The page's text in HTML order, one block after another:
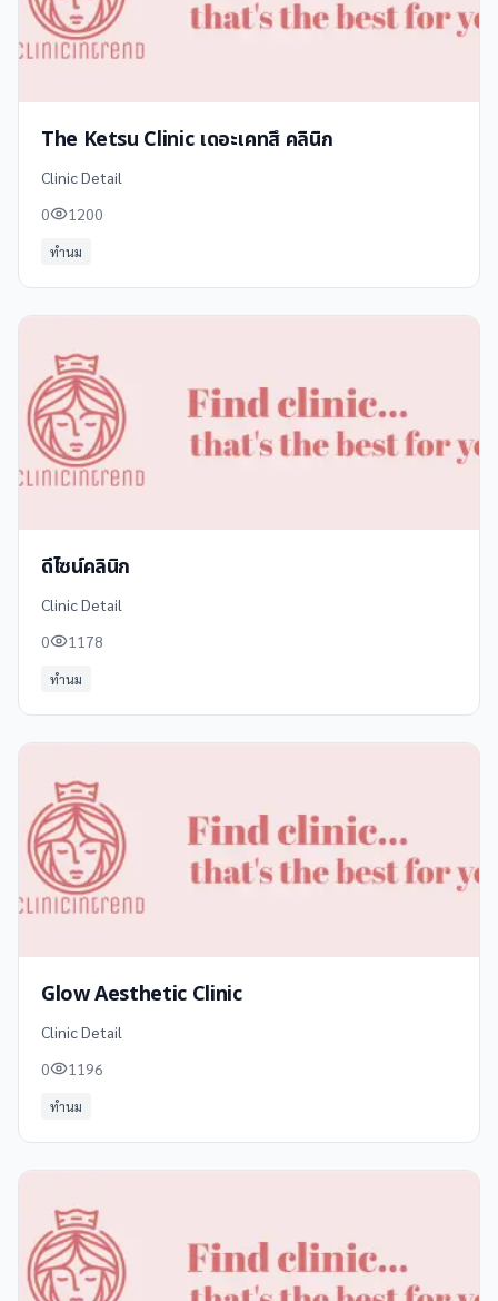
The Ketsu Clinic เดอะเคทสึ คลินิก
Clinic Detail
0
1200
ทำนม
ดีไซน์คลินิก
Clinic Detail
0
1178
ทำนม
Glow Aesthetic Clinic
Clinic Detail
0
1196
ทำนม